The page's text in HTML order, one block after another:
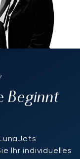
Beginnt
Ihr individuelles